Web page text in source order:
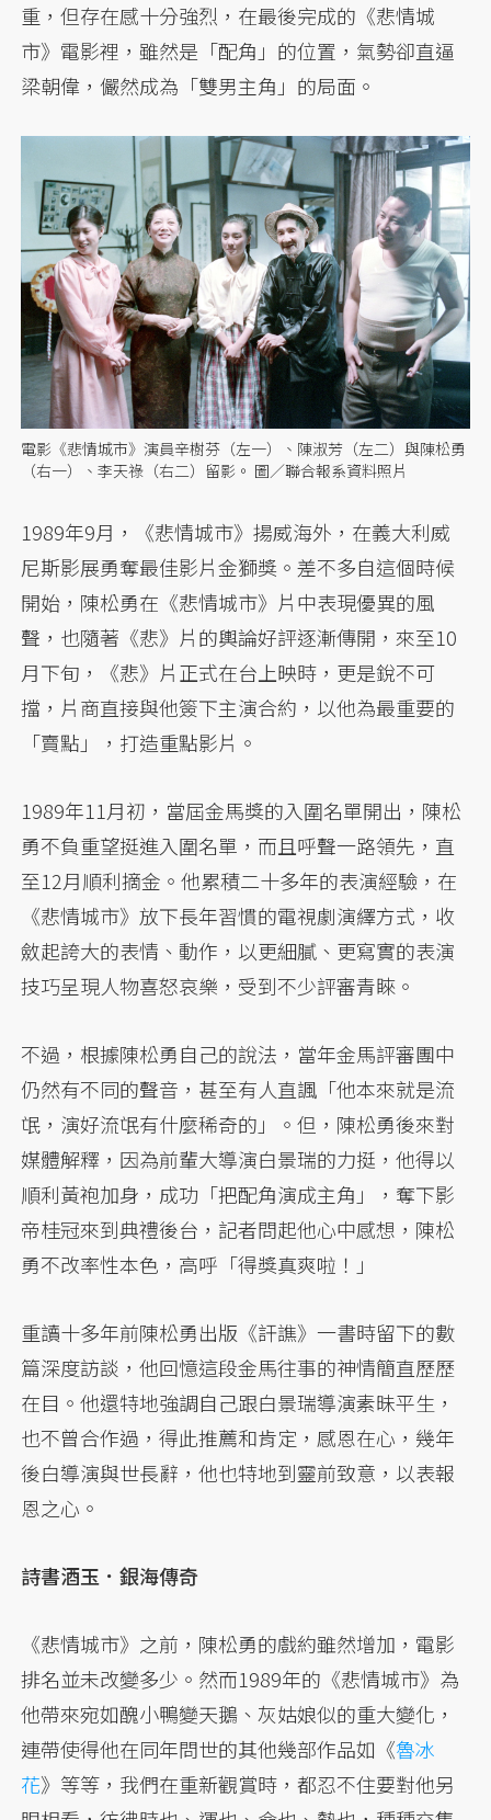
重，但存在感十分強烈，在最後完成的《悲情城
市》電影裡，雖然是「配角」的位置，氣勢卻直逼
梁朝偉，儼然成為「雙男主角」的局面。
電影《悲情城市》演員辛樹芬（左一）、陳淑芳（左二）與陳松勇
（右一）、李天祿（右二）留影。 圖／聯合報系資料照片
1989年9月，《悲情城市》揚威海外，在義大利威
尼斯影展勇奪最佳影片金獅獎。差不多自這個時候
開始，陳松勇在《悲情城市》片中表現優異的風
聲，也隨著《悲》片的輿論好評逐漸傳開，來至10
月下旬，《悲》片正式在台上映時，更是銳不可
擋，片商直接與他簽下主演合約，以他為最重要的
「賣點」，打造重點影片。
1989年11月初，當屆金馬獎的入圍名單開出，陳松
勇不負重望挺進入圍名單，而且呼聲一路領先，直
至12月順利摘金。他累積二十多年的表演經驗，在
《悲情城市》放下長年習慣的電視劇演繹方式，收
斂起誇大的表情、動作，以更細膩、更寫實的表演
技巧呈現人物喜怒哀樂，受到不少評審青睞。
不過，根據陳松勇自己的說法，當年金馬評審團中
仍然有不同的聲音，甚至有人直諷「他本來就是流
氓，演好流氓有什麼稀奇的」。但，陳松勇後來對
媒體解釋，因為前輩大導演白景瑞的力挺，他得以
順利黃袍加身，成功「把配角演成主角」，奪下影
帝桂冠來到典禮後台，記者問起他心中感想，陳松
勇不改率性本色，高呼「得獎真爽啦！」
重讀十多年前陳松勇出版《訐譙》一書時留下的數
篇深度訪談，他回憶這段金馬往事的神情簡直歷歷
在目。他還特地強調自己跟白景瑞導演素昧平生，
也不曾合作過，得此推薦和肯定，感恩在心，幾年
後白導演與世長辭，他也特地到靈前致意，以表報
恩之心。
詩書酒玉．銀海傳奇
《悲情城市》之前，陳松勇的戲約雖然增加，電影
排名並未改變多少。然而1989年的《悲情城市》為
他帶來宛如醜小鴨變天鵝、灰姑娘似的重大變化，
連帶使得他在同年問世的其他幾部作品如《魯冰
花》等等，我們在重新觀賞時，都忍不住要對他另